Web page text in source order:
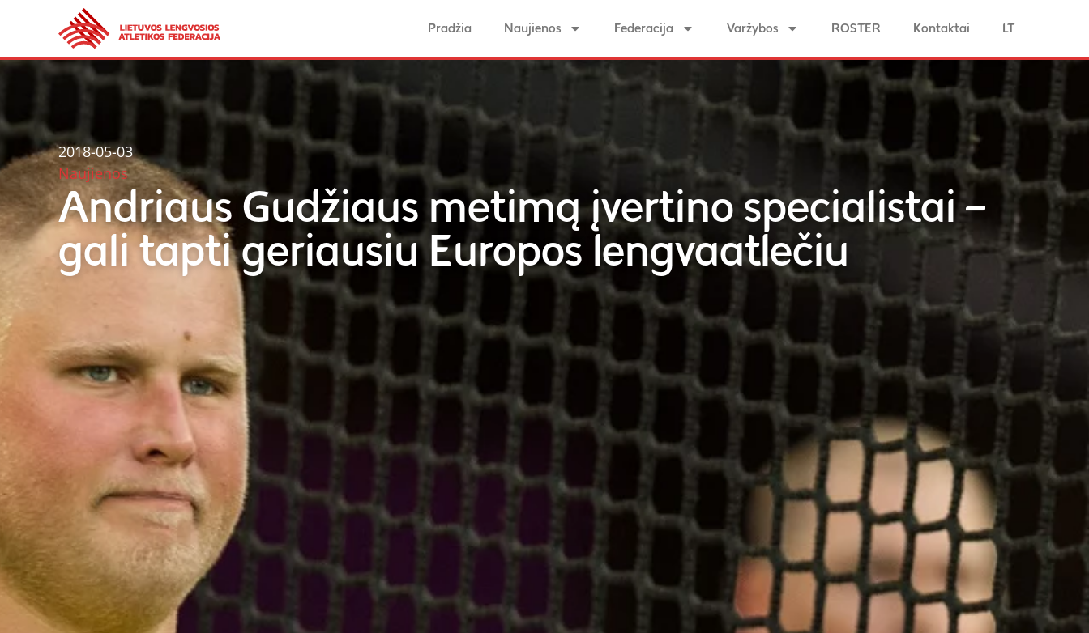
Pradžia Naujienos Federacija Varžybos ROSTER Kontaktai LT
2018-05-03
Naujienos
Andriaus Gudžiaus metimą įvertino specialistai –
gali tapti geriausiu Europos lengvaatlečiu